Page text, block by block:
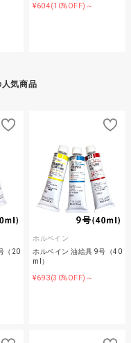
¥604(10%OFF)～
気商品
（20
ホルベイン
ホルベイン 油絵具 9号（40
ml）
¥693(30%OFF)～